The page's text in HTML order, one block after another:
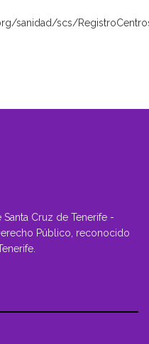
sanidad/scs/
Cruz de Tenerife -
Público, reconocido